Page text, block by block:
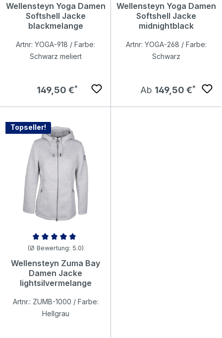
Wellensteyn Yoga Damen
Softshell Jacke
blackmelange
Artnr: YOGA-918 / Farbe:
Schwarz meliert
Regulärer Preis:
149,50 €
Wellensteyn Yoga Damen
Softshell Jacke
midnightblack
Artnr: YOGA-268 / Farbe:
Schwarz
Regulärer Preis:
Ab 149,50 €
Topseller!
Durchschnittliche Bewertung von 5 von 5 Sternen
(Ø Bewertung: 5.0)
Wellensteyn Zuma Bay
Damen Jacke
lightsilvermelange
Artnr.: ZUMB-1000 / Farbe:
Hellgrau